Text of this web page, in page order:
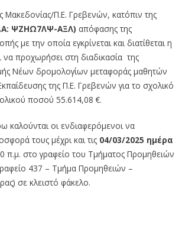
Μακεδονίας/Π.Ε. Γρεβενών, κατόπιν της
ΨΖΗΩ7ΛΨ-ΑΞΛ) απόφασης της
με την οποία εγκρίνεται και διατίθεται η
να προχωρήσει στη διαδικασία της
Νέων δρομολογίων μεταφοράς μαθητών
της Π.Ε. Γρεβενών για το σχολικό
ποσού 55.614,08 €.
καλούνται οι ενδιαφερόμενοι να
τους μέχρι και τις 04/03/2025 ημέρα
π.μ. στο γραφείο του Τμήματος Προμηθειών
437 – Τμήμα Προμηθειών –
σε κλειστό φάκελο.